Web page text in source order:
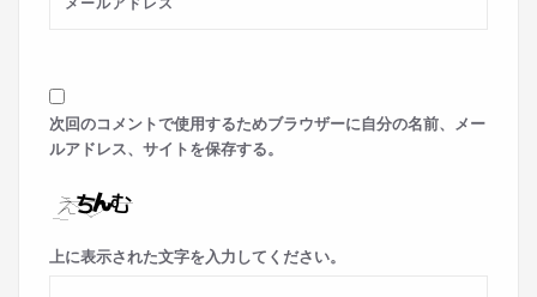
次回のコメントで使用するためブラウザーに自分の名前、メー
ルアドレス、サイトを保存する。
上に表示された文字を入力してください。